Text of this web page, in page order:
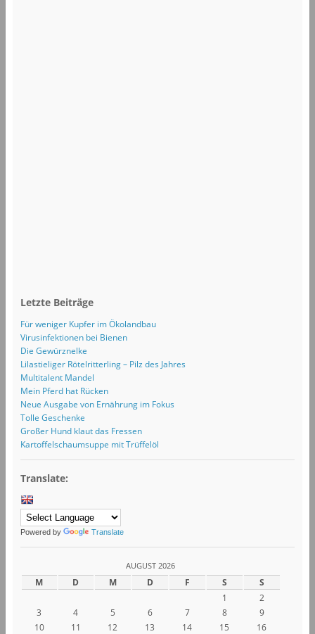
Letzte Beiträge
Für weniger Kupfer im Ökolandbau
Virusinfektionen bei Bienen
Die Gewürznelke
Lilastieliger Rötelritterling – Pilz des Jahres
Multitalent Mandel
Mein Pferd hat Rücken
Neue Ausgabe von Ernährung im Fokus
Tolle Geschenke
Großer Hund klaut das Fressen
Kartoffelschaumsuppe mit Trüffelöl
Translate:
Powered by Translate
AUGUST 2026
M D M D F S S
1
2
3
4 5 6 7 8
9
10
11 12 13 14 15
16